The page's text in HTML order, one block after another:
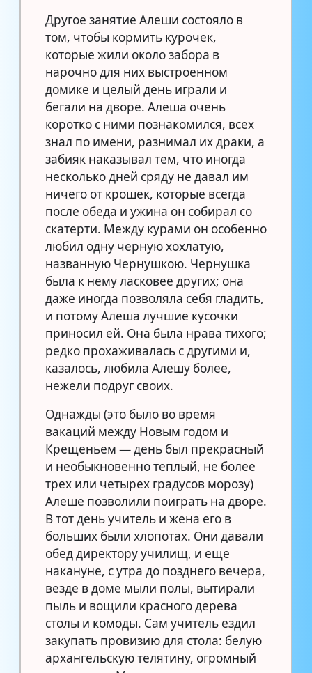
Другое занятие Алеши состояло в
том, чтобы кормить курочек,
которые жили около забора в
нарочно для них выстроенном
домике и целый день играли и
бегали на дворе. Алеша очень
коротко с ними познакомился, всех
знал по имени, разнимал их драки, а
забияк наказывал тем, что иногда
несколько дней сряду не давал им
ничего от крошек, которые всегда
после обеда и ужина он собирал со
скатерти. Между курами он особенно
любил одну черную хохлатую,
названную Чернушкою. Чернушка
была к нему ласковее других; она
даже иногда позволяла себя гладить,
и потому Алеша лучшие кусочки
приносил ей. Она была нрава тихого;
редко прохаживалась с другими и,
казалось, любила Алешу более,
нежели подруг своих.
Однажды (это было во время
вакаций между Новым годом и
Крещеньем — день был прекрасный
и необыкновенно теплый, не более
трех или четырех градусов морозу)
Алеше позволили поиграть на дворе.
В тот день учитель и жена его в
больших были хлопотах. Они давали
обед директору училищ, и еще
накануне, с утра до позднего вечера,
везде в доме мыли полы, вытирали
пыль и вощили красного дерева
столы и комоды. Сам учитель ездил
закупать провизию для стола: белую
архангельскую телятину, огромный